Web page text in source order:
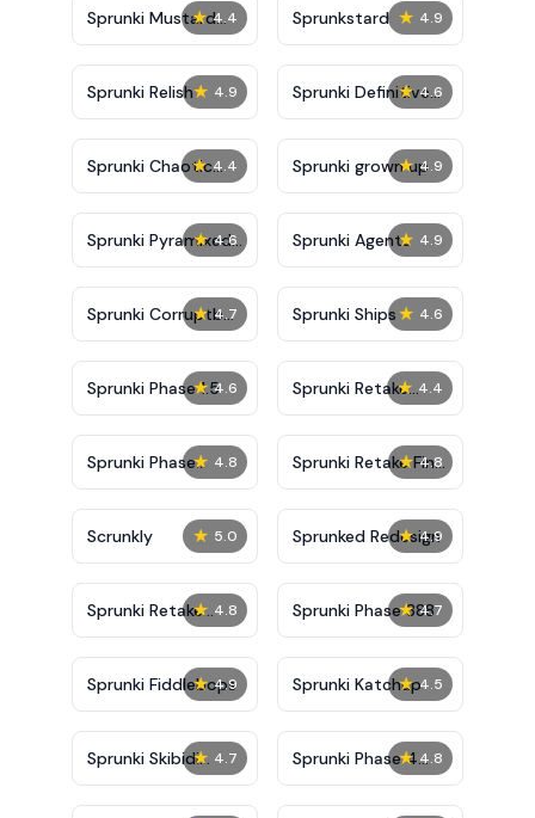
★ 4.4
Sprunki Mustard
Phase 2
★ 4.9
Sprunkstard
★ 4.9
Sprunki Relish ★ 4.6
Sprunki Definitive
Phase 7
★ 4.4
Sprunki Chaotic
Good
★ 4.9
Sprunki grown up
★ 4.6
Sprunki Pyramixed
0.9
★ 4.9
Sprunki Agents
★ 4.7
Sprunki Corruptbox
5
★ 4.6
Sprunki Ships
★ 4.6
Sprunki Phase 1.5 ★ 4.4
Sprunki Retake
Bonus
★ 4.8
Sprunki Phase
10000
★ 4.8
Sprunki Retake Final
Update
★ 5.0
Scrunkly ★ 4.9
Sprunked Redesign
★ 4.8
Sprunki Retake
Deluxe
★ 4.7
Sprunki Phase 888
★ 4.9
Sprunki Fiddlebops ★ 4.5
Sprunki Katchup
★ 4.7
Sprunki Skibidi
Toilet
★ 4.8
Sprunki Phase 4
Definitive